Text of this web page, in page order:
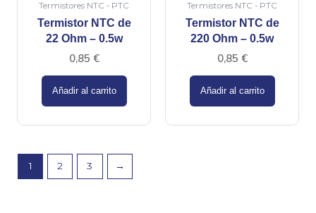
Termistores NTC - PTC
Termistor NTC de
22 Ohm – 0.5w
0,85 €
Añadir al carrito
Termistores NTC - PTC
Termistor NTC de
220 Ohm – 0.5w
0,85 €
Añadir al carrito
1 2 3 →